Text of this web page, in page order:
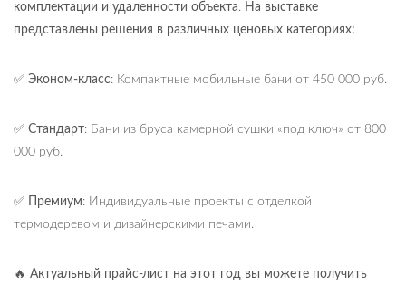
комплектации и удаленности объекта. На выставке
представлены решения в различных ценовых категориях:
✅ Эконом-класс: Компактные мобильные бани от 450 000 руб.
✅ Стандарт: Бани из бруса камерной сушки «под ключ» от 800
000 руб.
✅ Премиум: Индивидуальные проекты с отделкой
термодеревом и дизайнерскими печами.
🔥 Актуальный прайс-лист на этот год вы можете получить